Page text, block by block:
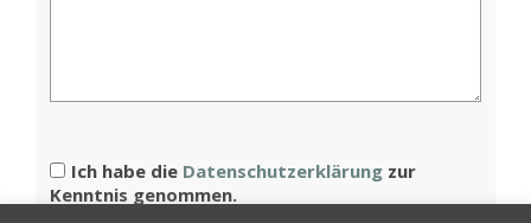
Ich habe die Datenschutzerklärung zur
Kenntnis genommen.